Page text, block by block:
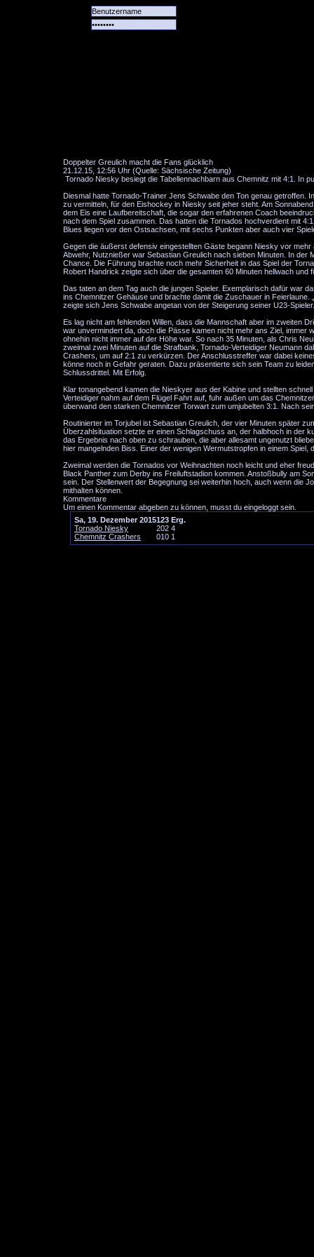
Doppelter Greulich macht die Fans glücklich
21.12.15, 12:56 Uhr (Quelle: Sächsische Zeitung)
Tornado Niesky besiegt die Tabellennachbarn aus Chemnitz mit 4:1. In
Diesmal hatte Tornado-Trainer Jens Schwabe den Ton genau
zu vermitteln, für den Eishockey in Niesky seit jeher steht. Am
dem Eis eine Laufbereitschaft, die sogar den erfahrenen Coach
nach dem Spiel zusammen. Das hatten die Tornados hochverdient mit
Blues liegen vor den Ostsachsen, mit sechs Punkten aber auch vier
Gegen die äußerst defensiv eingestellten Gäste begann Niesky vor
Abwehr, Nutznießer war Sebastian Greulich nach sieben Minuten. In
Chance. Die Führung brachte noch mehr Sicherheit in das Spiel der
Robert Handrick zeigte sich über die gesamten 60 Minuten hellwach und
Das taten an dem Tag auch die jungen Spieler. Exemplarisch dafür war
ins Chemnitzer Gehäuse und brachte damit die Zuschauer in
zeigte sich Jens Schwabe angetan von der Steigerung seiner U23-Spieler.
Es lag nicht am fehlenden Willen, dass die Mannschaft aber im zweiten
war unvermindert da, doch die Pässe kamen nicht mehr ans Ziel,
ohnehin nicht immer auf der Höhe war. So nach 35 Minuten, als Chris
zweimal zwei Minuten auf die Strafbank, Tornado-Verteidiger Neumann
Crashers, um auf 2:1 zu verkürzen. Der Anschlusstreffer war dabei
könne noch in Gefahr geraten. Dazu präsentierte sich sein Team zu
Schlussdrittel. Mit Erfolg.
Klar tonangebend kamen die Nieskyer aus der Kabine und stellten
Verteidiger nahm auf dem Flügel Fahrt auf, fuhr außen um das
überwand den starken Chemnitzer Torwart zum umjubelten 3:1. Nach
Routinierter im Torjubel ist Sebastian Greulich, der vier Minuten später
Überzahlsituation setzte er einen Schlagschuss an, der halbhoch in der
das Ergebnis nach oben zu schrauben, die aber allesamt ungenutzt
hier mangelnden Biss. Einer der wenigen Wermutstropfen in einem
Zweimal werden die Tornados vor Weihnachten noch leicht und eher
Black Panther zum Derby ins Freiluftstadion kommen. Anstoßbully am
sein. Der Stellenwert der Begegnung sei weiterhin hoch, auch wenn die
mithalten können.
Kommentare
Um einen Kommentar abgeben zu können, musst du eingeloggt sein.
Sa, 19. Dezember 2015123 Erg.
Tornado Niesky
202 4
Chemnitz Crashers
010 1